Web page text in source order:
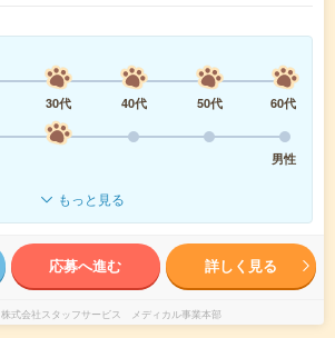
30代 40代 50代
60代
男性
もっと見る
応募へ進む 詳しく見る
株式会社スタッフサービス メディカル事業本部